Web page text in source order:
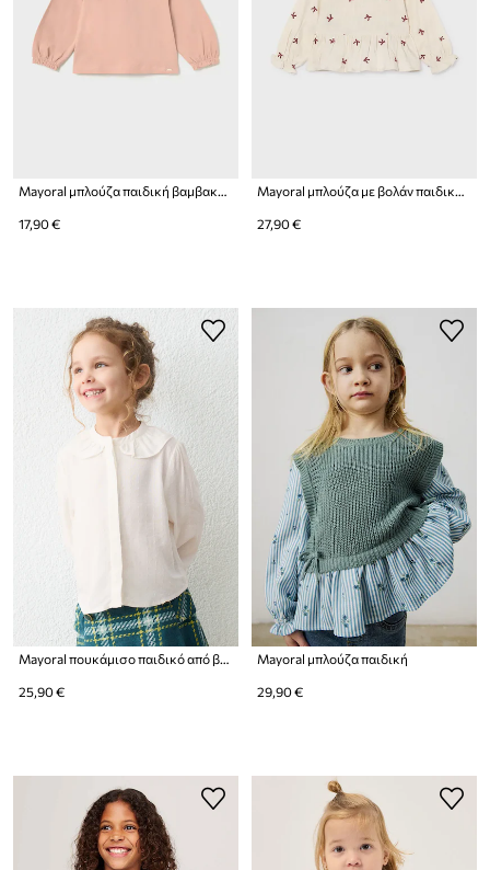
17,90 € 27,90 €
Mayoral πουκάμισο παιδικό από βισκόζη
25,90 €
Mayoral μπλούζα παιδική
29,90 €